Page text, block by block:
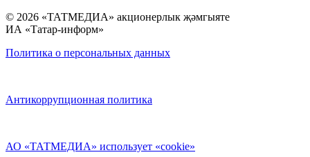
© 2026 «ТАТМЕДИА» акционерлык җәмгыяте
ИА «Татар-информ»
Политика о персональных данных
Антикоррупционная политика
АО «ТАТМЕДИА» использует «cookie»